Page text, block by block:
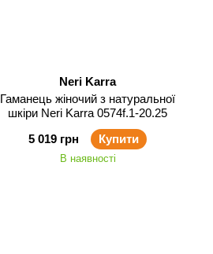
Neri Karra
Гаманець жіночий з натуральної
шкіри Neri Karra 0574f.1-20.25
5 019 грн
Купити
В наявності